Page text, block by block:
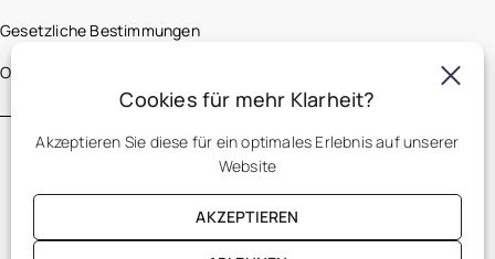
Gesetzliche Bestimmungen
Optic 2000 France
Cookies für mehr Klarheit?
Akzeptieren Sie diese für ein optimales Erlebnis auf unserer
Website
AKZEPTIEREN